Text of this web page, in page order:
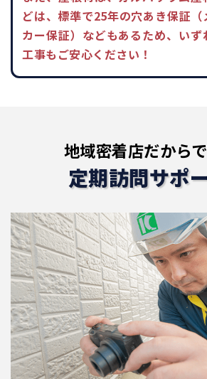
どは、標準で25年の穴あき保証（
カー保証）などもあるため、いず
工事もご安心ください！
地域密着店だから
定期訪問サポ